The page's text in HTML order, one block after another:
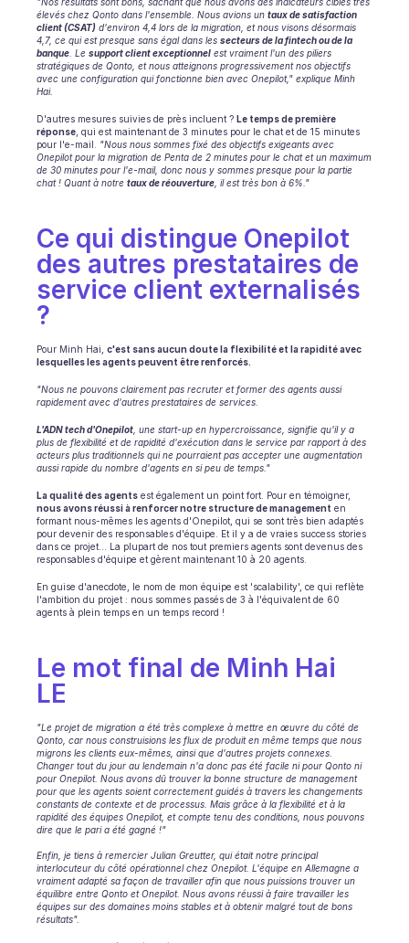
"Nos résultats sont bons, sachant que nous avons des indicateurs cibles très
élevés chez Qonto dans l'ensemble. Nous avions un taux de satisfaction
client (CSAT) d'environ 4,4 lors de la migration, et nous visons désormais
4,7, ce qui est presque sans égal dans les secteurs de la fintech ou de la
banque. Le support client exceptionnel est vraiment l'un des piliers
stratégiques de Qonto, et nous atteignons progressivement nos objectifs
avec une configuration qui fonctionne bien avec Onepilot," explique Minh
Hai.
D'autres mesures suivies de près incluent ? Le temps de première
réponse, qui est maintenant de 3 minutes pour le chat et de 15 minutes
pour l'e-mail. "Nous nous sommes fixé des objectifs exigeants avec
Onepilot pour la migration de Penta de 2 minutes pour le chat et un maximum
de 30 minutes pour l'e-mail, donc nous y sommes presque pour la partie
chat ! Quant à notre taux de réouverture, il est très bon à 6%."
Ce qui distingue Onepilot
des autres prestataires de
service client externalisés
?
Pour Minh Hai, c'est sans aucun doute la flexibilité et la rapidité avec
lesquelles les agents peuvent être renforcés.
"Nous ne pouvons clairement pas recruter et former des agents aussi
rapidement avec d'autres prestataires de services.
L'ADN tech d'Onepilot, une start-up en hypercroissance, signifie qu'il y a
plus de flexibilité et de rapidité d'exécution dans le service par rapport à des
acteurs plus traditionnels qui ne pourraient pas accepter une augmentation
aussi rapide du nombre d'agents en si peu de temps."
La qualité des agents
nous avons réussi à renforcer notre structure de management en
formant nous-mêmes les agents d'Onepilot, qui se sont très bien adaptés
pour devenir des responsables d'équipe. Et il y a de vraies success stories
dans ce projet... La plupart de nos tout premiers agents sont devenus des
responsables d'équipe et gèrent maintenant 10 à 20 agents.
En guise d'anecdote, le nom de mon équipe est 'scalability', ce qui reflète
l'ambition du projet : nous sommes passés de 3 à l'équivalent de 60
agents à plein temps en un temps record !
Le mot final de Minh Hai
LE
"Le projet de migration a été très complexe à mettre en œuvre du côté de
Qonto, car nous construisions les flux de produit en même temps que nous
migrons les clients eux-mêmes, ainsi que d'autres projets connexes.
Changer tout du jour au lendemain n'a donc pas été facile ni pour Qonto ni
pour Onepilot. Nous avons dû trouver la bonne structure de management
pour que les agents soient correctement guidés à travers les changements
constants de contexte et de processus. Mais grâce à la flexibilité et à la
rapidité des équipes Onepilot, et compte tenu des conditions, nous pouvons
dire que le pari a été gagné !"
Enfin, je tiens à remercier Julian Greutter, qui était notre principal
interlocuteur du côté opérationnel chez Onepilot. L'équipe en Allemagne a
vraiment adapté sa façon de travailler afin que nous puissions trouver un
équilibre entre Qonto et Onepilot. Nous avons réussi à faire travailler les
équipes sur des domaines moins stables et à obtenir malgré tout de bons
résultats".